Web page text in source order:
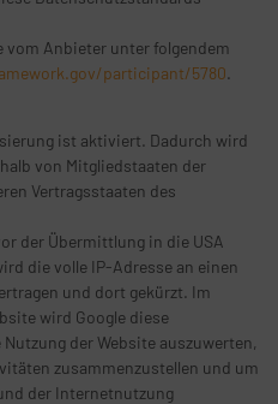
Anbieter unter folgendem
participant/5780.
ist aktiviert. Dadurch wird
von Mitgliedstaaten der
Vertragsstaaten des
der Übermittlung in die USA
die volle IP-Adresse an einen
und dort gekürzt. Im
wird Google diese
der Website auszuwerten,
zusammenzustellen und um
der Internetnutzung